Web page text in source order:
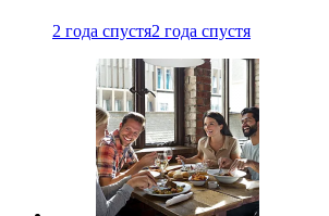
2 года спустя2 года спустя